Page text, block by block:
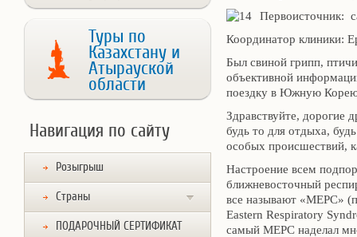
Туры по
Казахстану и
Атырауской
области
Навигация по сайту
Розыгрыш
Страны
ПОДАРОЧНЫЙ СЕРТИФИКАТ
Первоисточник:
Координатор клиники:
Был свиной грипп,
объективной
поездку в Южную
Здравствуйте, дорогие
будь то для отдыха,
особых происшествий,
Настроение всем
ближневосточный
все называют «МЕРС»
Eastern Respiratory
самый МЕРС наделал